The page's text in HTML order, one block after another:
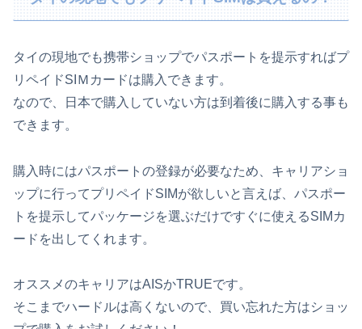
タイの現地でも携帯ショップでパスポートを提示すればプ
リペイドSIＭカードは購入できます。
なので、日本で購入していない方は到着後に購入する事も
できます。
購入時にはパスポートの登録が必要なため、キャリアショ
ップに行ってプリペイドSIMが欲しいと言えば、パスポー
トを提示してパッケージを選ぶだけですぐに使えるSIMカ
ードを出してくれます。
オススメのキャリアはAISかTRUEです。
そこまでハードルは高くないので、買い忘れた方はショッ